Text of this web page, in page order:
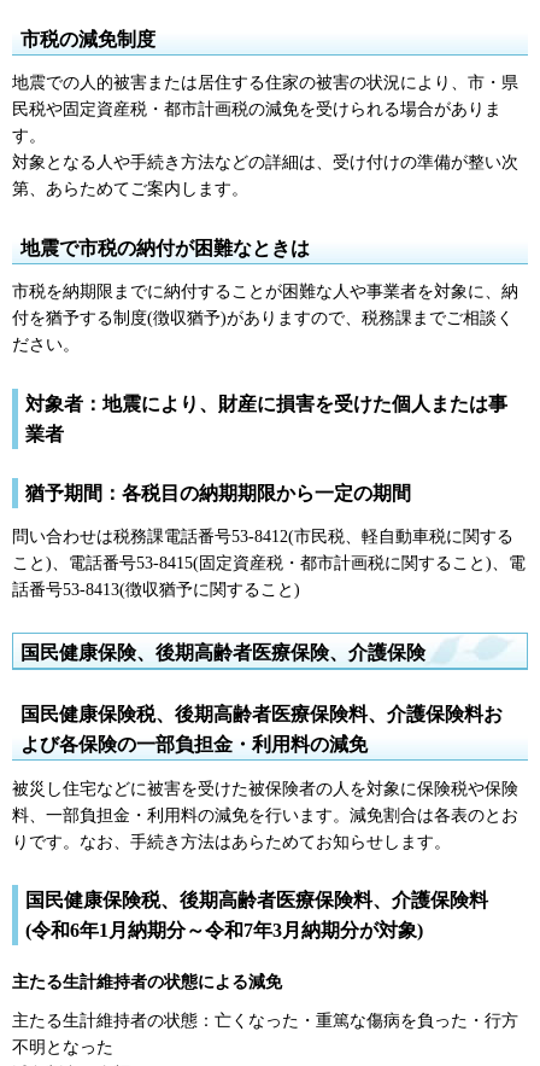
市税の減免制度
地震での人的被害または居住する住家の被害の状況により、市・県
民税や固定資産税・都市計画税の減免を受けられる場合がありま
す。
対象となる人や手続き方法などの詳細は、受け付けの準備が整い次
第、あらためてご案内します。
地震で市税の納付が困難なときは
市税を納期限までに納付することが困難な人や事業者を対象に、納
付を猶予する制度(徴収猶予)がありますので、税務課までご相談く
ださい。
対象者：地震により、財産に損害を受けた個人または事
業者
猶予期間：各税目の納期期限から一定の期間
問い合わせは税務課電話番号53-8412(市民税、軽自動車税に関する
こと)、電話番号53-8415(固定資産税・都市計画税に関すること)、電
話番号53-8413(徴収猶予に関すること)
国民健康保険、後期高齢者医療保険、介護保険
国民健康保険税、後期高齢者医療保険料、介護保険料お
よび各保険の一部負担金・利用料の減免
被災し住宅などに被害を受けた被保険者の人を対象に保険税や保険
料、一部負担金・利用料の減免を行います。減免割合は各表のとお
りです。なお、手続き方法はあらためてお知らせします。
国民健康保険税、後期高齢者医療保険料、介護保険料
(令和6年1月納期分～令和7年3月納期分が対象)
主たる生計維持者の状態による減免
主たる生計維持者の状態：亡くなった・重篤な傷病を負った・行方
不明となった